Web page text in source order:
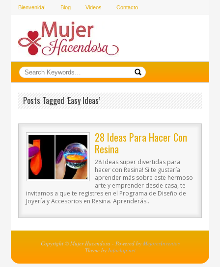
Bienvenida! Blog Videos Contacto
Posts Tagged ‘easy Ideas’
28 Ideas Para Hacer Con
Resina
28 Ideas super divertidas para
hacer con Resina! Si te gustaría
aprender más sobre este hermoso
arte y emprender desde casa, te
invitamos a que te registres en el Programa de Diseño de
Joyería y Accesorios en Resina. Aprenderás..
Copyright © Mujer Hacendosa - Powered by MejoresInventos
Theme by Infochip.net